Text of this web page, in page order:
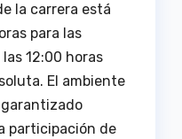
la carrera está
para las
12:00 horas
El ambiente
participación de